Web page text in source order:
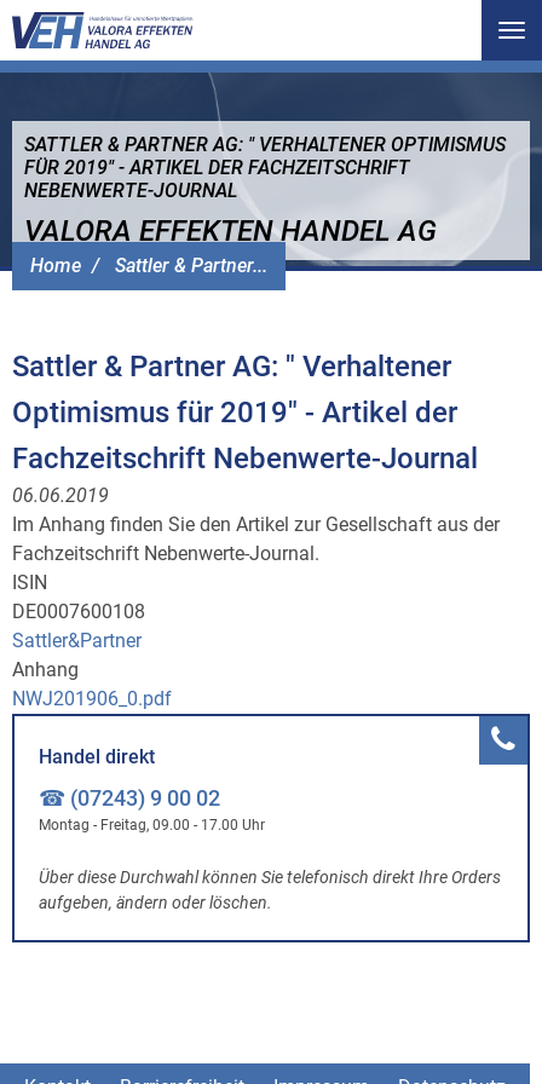
Home Sattler & Partner...
SATTLER & PARTNER AG: " VERHALTENER OPTIMISMUS
FÜR 2019" - ARTIKEL DER FACHZEITSCHRIFT
NEBENWERTE-JOURNAL
VALORA EFFEKTEN HANDEL AG
Sattler & Partner AG: " Verhaltener
Optimismus für 2019" - Artikel der
Fachzeitschrift Nebenwerte-Journal
06.06.2019
Im Anhang finden Sie den Artikel zur Gesellschaft aus der
Fachzeitschrift Nebenwerte-Journal.
ISIN
DE0007600108
Sattler&Partner
Anhang
NWJ201906_0.pdf
Handel direkt
☎ (07243) 9 00 02
Montag - Freitag, 09.00 - 17.00 Uhr
Über diese Durchwahl können Sie telefonisch direkt Ihre Orders
aufgeben, ändern oder löschen.